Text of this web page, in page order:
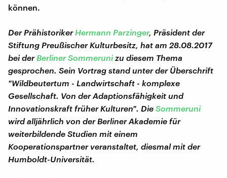
können.
Der Prähistoriker Hermann Parzinger, Präsident der
Stiftung Preußischer Kulturbesitz, hat am 28.08.2017
bei der Berliner Sommerunizu diesem Thema
gesprochen. Sein Vortrag stand unter der Überschrift
"Wildbeutertum - Landwirtschaft - komplexe
Gesellschaft. Von der Adaptionsfähigkeit und
Innovationskraft früher Kulturen". Die Sommeruni
wird alljährlich von der Berliner Akademie für
weiterbildende Studien mit einem
Kooperationspartner veranstaltet, diesmal mit der
Humboldt-Universität.